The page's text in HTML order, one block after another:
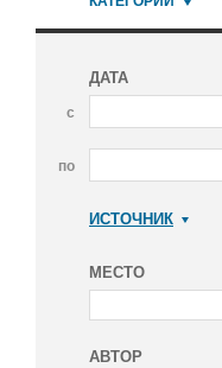
ДАТА
с
по
ИСТОЧНИК
МЕСТО
АВТОР